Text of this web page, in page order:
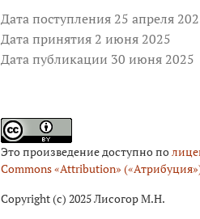
Дата поступления 25 апреля
Дата принятия 2 июня 2025
Дата публикации 30 июня 2025
Это произведение доступно по
Commons «Attribution»
Copyright (c) 2025 Лисогор М.Н.